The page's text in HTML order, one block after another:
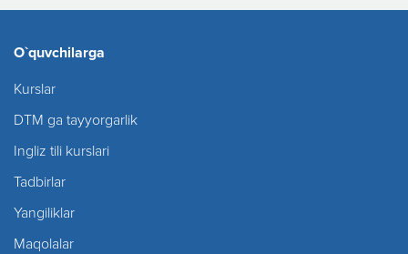
O`quvchilarga
Kurslar
DTM ga tayyorgarlik
Ingliz tili kurslari
Tadbirlar
Yangiliklar
Maqolalar